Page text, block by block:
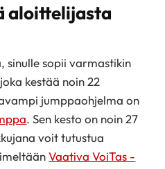
aloittelijasta
sinulle sopii varmastikin
joka kestää noin 22
jumppaohjelma on
. Sen kesto on noin 27
voit tutustua
Vaativa VoiTas -